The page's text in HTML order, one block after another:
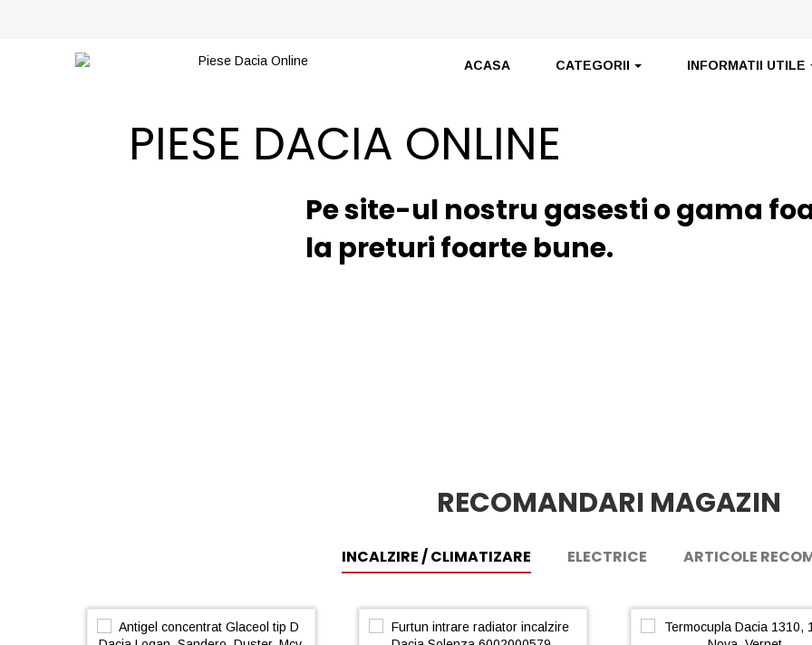
ACASA CATEGORII INFORMATII UTILE
PIESE DACIA ONLINE
Pe site-ul nostru gasesti o gama
la preturi foarte bune.
RECOMANDARI MAGAZIN
INCALZIRE / CLIMATIZARE ELECTRICE ARTICOLE